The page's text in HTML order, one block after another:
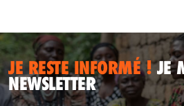
JE RESTE INFORMÉ !JE
NEWSLETTER